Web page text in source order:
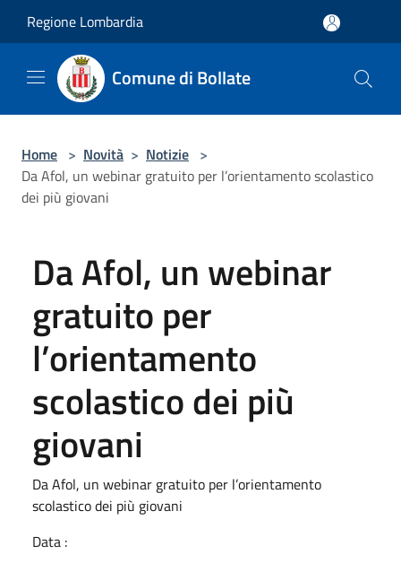
Regione Lombardia
Comune di Bollate
Home > Novità > Notizie >
Da Afol, un webinar gratuito per l’orientamento scolastico
dei più giovani
Da Afol, un webinar
gratuito per
l’orientamento
scolastico dei più
giovani
Da Afol, un webinar gratuito per l’orientamento
scolastico dei più giovani
Data :